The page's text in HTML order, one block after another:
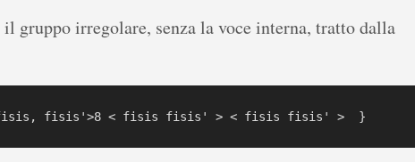
gruppo irregolare, senza la voce interna, tratto dalla